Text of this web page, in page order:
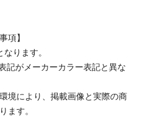
項】
ります。
記がメーカーカラー表記と異な
境により、掲載画像と実際の商
ます。